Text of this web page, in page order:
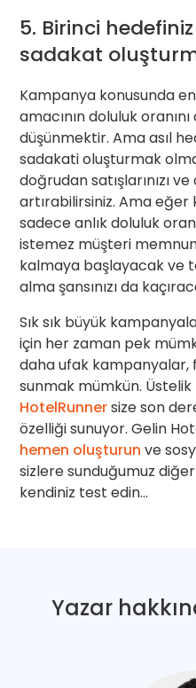
5. Birinci
sadakat
Kampanya konusunda
amacının doluluk
düşünmektir. Ama asıl
sadakati oluşturmak
doğrudan satışlarınızı ve
artırabilirsiniz. Ama eğer
sadece anlık doluluk
istemez müşteri
kalmaya başlayacak ve
alma şansınızı da
Sık sık büyük
için her zaman pek
daha ufak kampanyalar,
sunmak mümkün.
HotelRunnersize son
özelliği sunuyor. Gelin
hemen oluşturun ve
sizlere sunduğumuz
kendiniz test edin…
Yazar